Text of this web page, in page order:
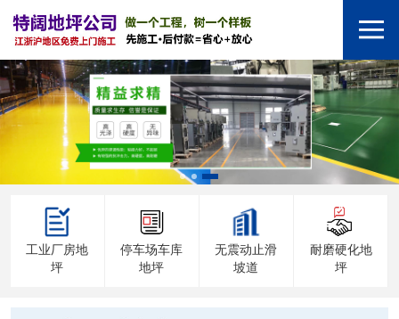
工业厂房地
坪
停车场车库
地坪
无震动止滑
坡道
耐磨硬化地
坪